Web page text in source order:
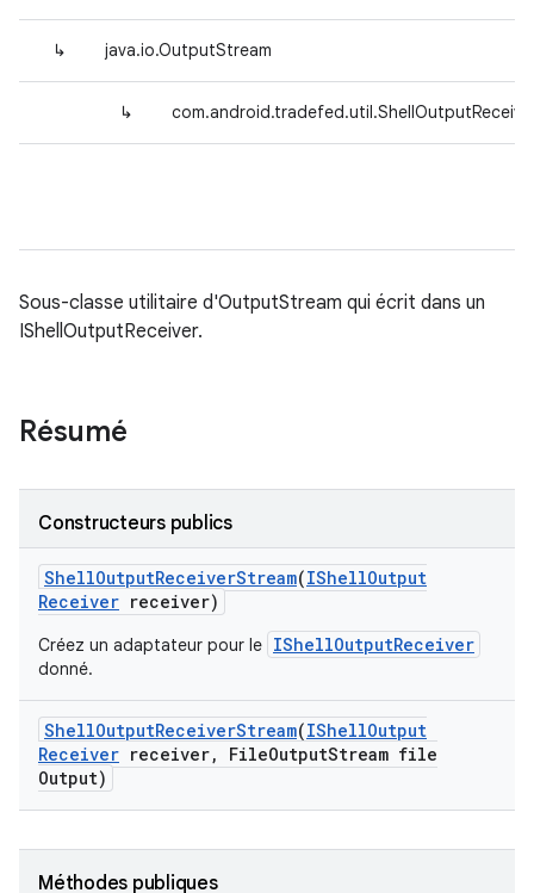
↳ java.io.OutputStream
↳
Sous-classe utilitaire d'OutputStream qui écrit dans un
IShellOutputReceiver.
Résumé
Constructeurs publics
ShellOutputReceiverStream(IShellOutput
Receiver receiver)
Créez un adaptateur pour le IShellOutputReceiver
donné.
ShellOutputReceiverStream(IShellOutput
Receiver receiver, FileOutputStream file
Output)
Méthodes publiques